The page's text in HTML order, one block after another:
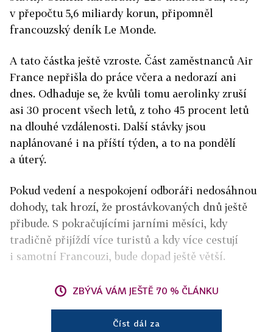
v přepočtu 5,6 miliardy korun, připomněl
francouzský deník Le Monde.
A tato částka ještě vzroste. Část zaměstnanců Air
France nepřišla do práce včera a nedorazí ani
dnes. Odhaduje se, že kvůli tomu aerolinky zruší
asi 30 procent všech letů, z toho 45 procent letů
na dlouhé vzdálenosti. Další stávky jsou
naplánované i na příští týden, a to na pondělí
a úterý.
Pokud vedení a nespokojení odboráři nedosáhnou
dohody, tak hrozí, že prostávkovaných dnů ještě
přibude. S pokračujícími jarními měsíci, kdy
tradičně přijíždí více turistů a kdy více cestují
i samotní Francouzi, bude dopad ještě větší.
ZBÝVÁ VÁM JEŠTĚ 70 % ČLÁNKU
Číst dál za